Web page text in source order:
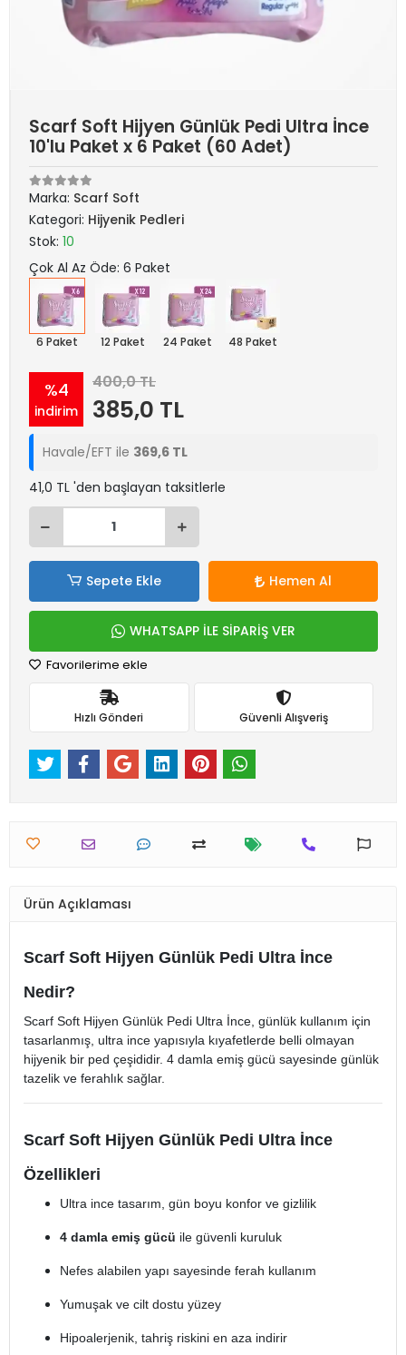
Scarf Soft Hijyen Günlük Pedi Ultra İnce
10'lu Paket x 6 Paket (60 Adet)
Marka: Scarf Soft
Kategori: Hijyenik Pedleri
Stok: 10
Çok Al Az Öde: 6 Paket
6 Paket 12 Paket 24 Paket 48 Paket
%4
indirim
400,0 TL
385,0 TL
Havale/EFT ile 369,6 TL
41,0 TL 'den başlayan taksitlerle
Sepete Ekle Hemen Al
WHATSAPP İLE SİPARİŞ VER
Favorilerime ekle
Hızlı Gönderi Güvenli Alışveriş
Ürün Açıklaması
Scarf Soft Hijyen Günlük Pedi Ultra İnce
Nedir?
Scarf Soft Hijyen Günlük Pedi Ultra İnce, günlük kullanım için
tasarlanmış, ultra ince yapısıyla kıyafetlerde belli olmayan
hijyenik bir ped çeşididir. 4 damla emiş gücü sayesinde günlük
tazelik ve ferahlık sağlar.
Scarf Soft Hijyen Günlük Pedi Ultra İnce
Özellikleri
Ultra ince tasarım, gün boyu konfor ve gizlilik
4 damla emiş gücü ile güvenli kuruluk
Nefes alabilen yapı sayesinde ferah kullanım
Yumuşak ve cilt dostu yüzey
Hipoalerjenik, tahriş riskini en aza indirir